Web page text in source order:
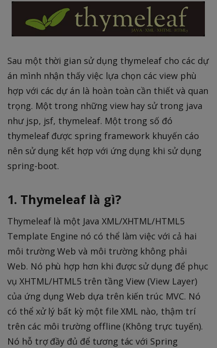
Sau một thời gian sử dụng thymeleaf cho các dự
án mình nhận thấy việc lựa chọn các view phù
hợp với các dự án là hoàn toàn cần thiết và quan
trọng. Một trong những view hay sử trong java
như jsp, jsf, thymeleaf. Một trong số đó
thymeleaf được spring framework khuyến cáo
nên sử dụng kết hợp với ứng dụng khi sử dụng
spring-boot.
1. Thymeleaf là gì?
Thymeleaf là một Java XML/XHTML/HTML5
Template Engine nó có thể làm việc với cả hai
môi trường Web và môi trường không phải
Web. Nó phù hợp hơn khi được sử dụng để phục
vụ XHTML/HTML5 trên tầng View (View Layer)
của ứng dụng Web dựa trên kiến trúc MVC. Nó
có thể xử lý bất kỳ một file XML nào, thậm trí
trên các môi trường offline (Không trực tuyến).
Nó hỗ trợ đầy đủ để tương tác với Spring